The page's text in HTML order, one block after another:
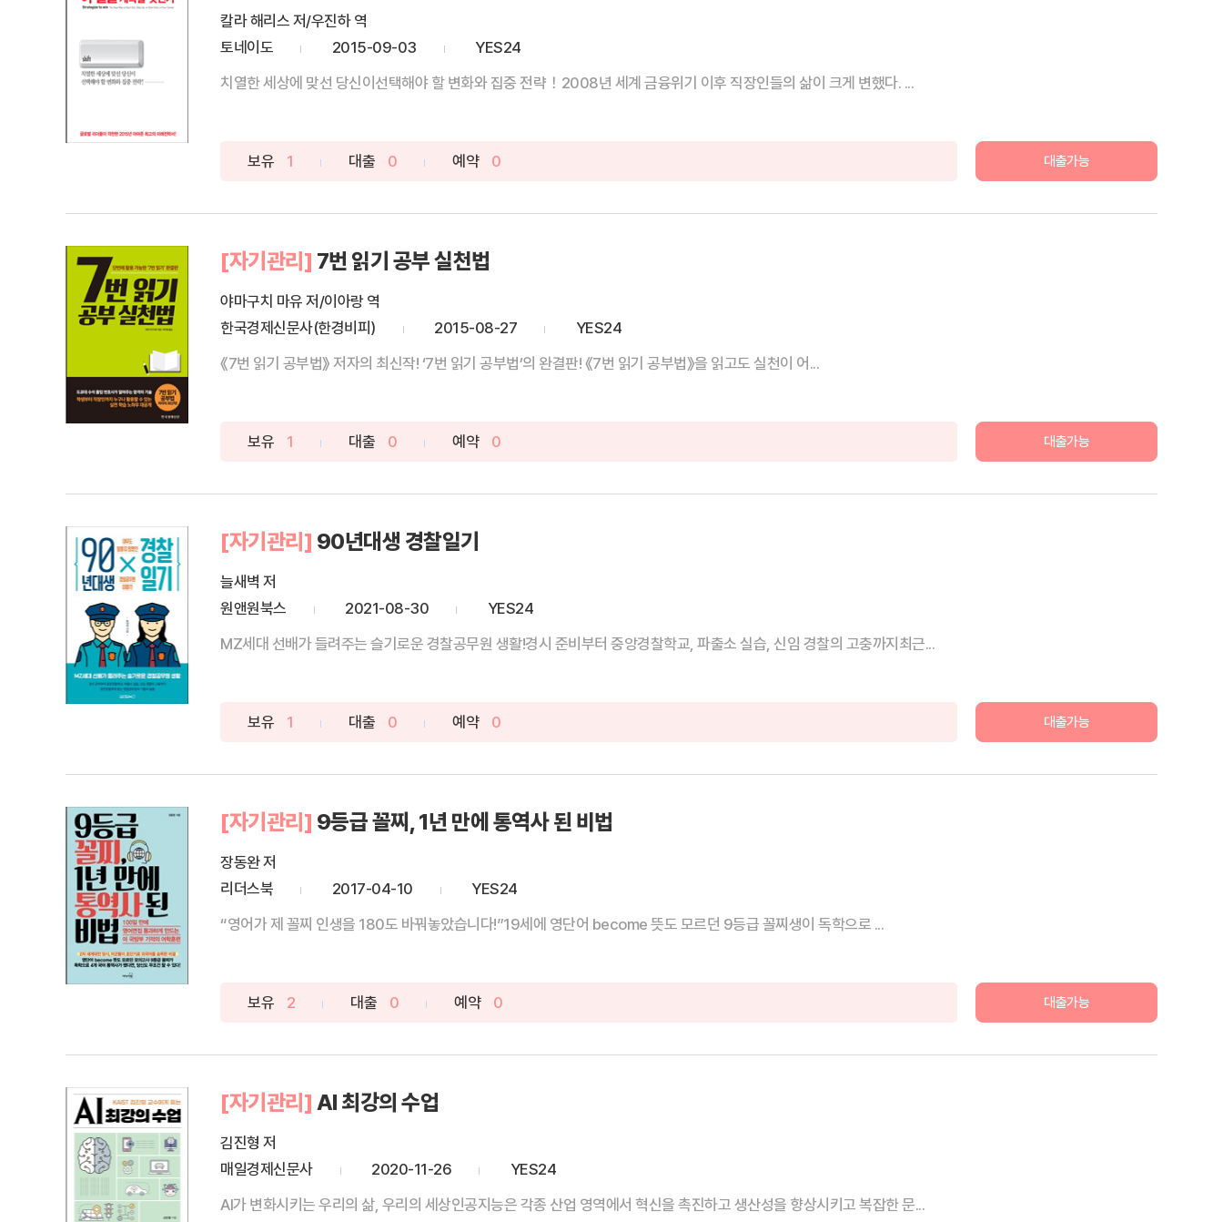
칼라 해리스 저/우진하 역
토네이도
2015-09-03
YES24
치열한 세상에 맞선 당신이선택해야 할 변화와 집중 전략！2008년 세계 금융위기 이후 직장인들의 삶이 크게 변했다. ...
보유 1 대출 0 예약 0 대출가능
[자기관리] 7번 읽기 공부 실천법
야마구치 마유 저/이아랑 역
한국경제신문사(한경비피)
2015-08-27
YES24
《7번 읽기 공부법》 저자의 최신작! ‘7번 읽기 공부법’의 완결판! 《7번 읽기 공부법》을 읽고도 실천이 어...
보유 1 대출 0 예약 0 대출가능
[자기관리] 90년대생 경찰일기
늘새벽 저
원앤원북스
2021-08-30
YES24
MZ세대 선배가 들려주는 슬기로운 경찰공무원 생활!경시 준비부터 중앙경찰학교, 파출소 실습, 신임 경찰의 고충까지최근...
보유 1 대출 0 예약 0 대출가능
[자기관리] 9등급 꼴찌, 1년 만에 통역사 된 비법
장동완 저
리더스북
2017-04-10
YES24
“영어가 제 꼴찌 인생을 180도 바꿔놓았습니다!”19세에 영단어 become 뜻도 모르던 9등급 꼴찌생이 독학으로 ...
보유 2 대출 0 예약 0 대출가능
[자기관리] AI 최강의 수업
김진형 저
매일경제신문사
2020-11-26
YES24
AI가 변화시키는 우리의 삶, 우리의 세상인공지능은 각종 산업 영역에서 혁신을 촉진하고 생산성을 향상시키고 복잡한 문...